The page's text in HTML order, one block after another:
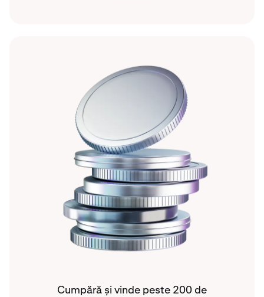
Cumpără și vinde peste 200 de